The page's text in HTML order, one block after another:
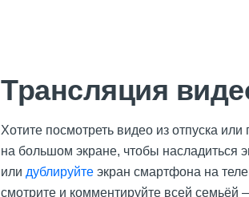
Трансляция
Хотите посмотреть видео из отпуска
на большом экране, чтобы насладиться
или дублируйте экран смартфона на
смотрите и комментируйте всей семьёй